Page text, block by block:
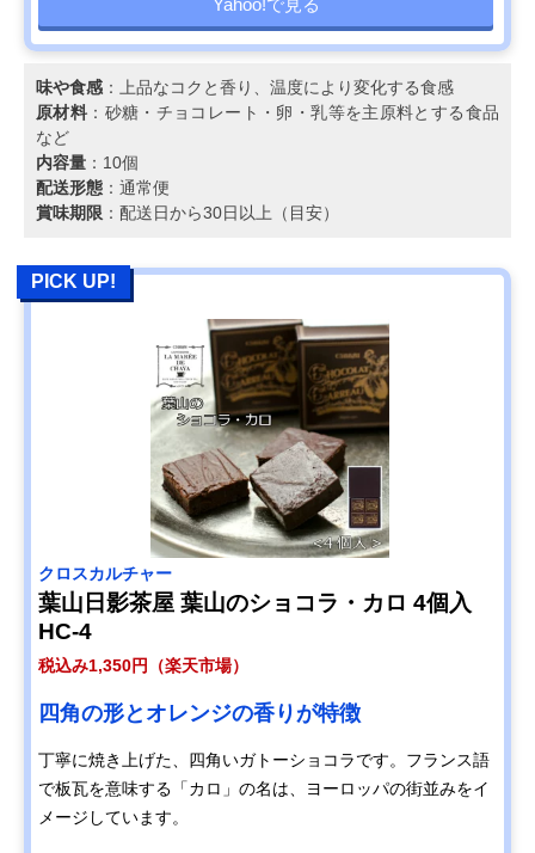
Yahoo!で見る
味や食感 ：上品なコクと香り、温度により変化する食感
原材料 ：砂糖・チョコレート・卵・乳等を主原料とする食品
など
内容量 ：10個
配送形態 ：通常便
賞味期限 ：配送日から30日以上（目安）
PICK UP!
クロスカルチャー
葉山日影茶屋 葉山のショコラ・カロ 4個入
HC-4
税込み1,350円（楽天市場）
四角の形とオレンジの香りが特徴
丁寧に焼き上げた、四角いガトーショコラです。フランス語
で板瓦を意味する「カロ」の名は、ヨーロッパの街並みをイ
メージしています。